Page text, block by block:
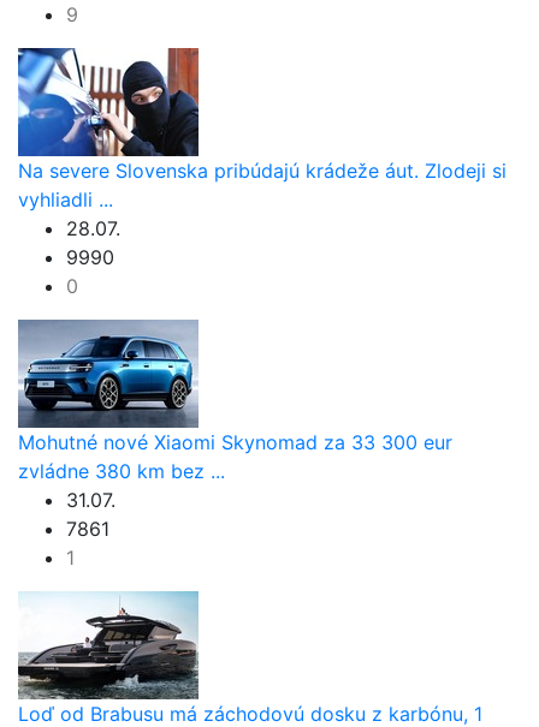
9
Na severe Slovenska pribúdajú krádeže áut. Zlodeji si
vyhliadli ...
28.07.
9990
0
Mohutné nové Xiaomi Skynomad za 33 300 eur
zvládne 380 km bez ...
31.07.
7861
1
Loď od Brabusu má záchodovú dosku z karbónu, 1